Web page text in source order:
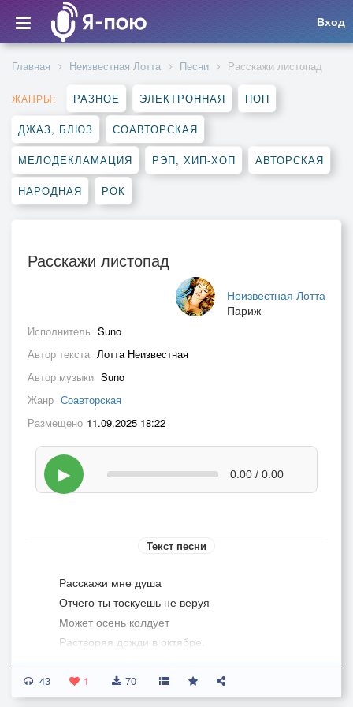
Вход
Главная Неизвестная Лотта Песни Расскажи листопад
ЖАНРЫ: РАЗНОЕ ЭЛЕКТРОННАЯ ПОП
ДЖАЗ, БЛЮЗ СОАВТОРСКАЯ
МЕЛОДЕКЛАМАЦИЯ РЭП, ХИП-ХОП АВТОРСКАЯ
НАРОДНАЯ РОК
Расскажи листопад
Неизвестная Лотта
Париж
Исполнитель Suno
Автор текста Лотта Неизвестная
Автор музыки Suno
Жанр Соавторская
Размещено 11.09.2025 18:22
▶ 0:00 / 0:00
Текст песни
­Расскажи мне душа
Отчего ты тоскуешь не веруя
Может осень колдует
Растворяя дожди в октябре.
Расскажи мне любовь
Отчего ты грустишь над потерями.
Может быть потому,
43 1 70